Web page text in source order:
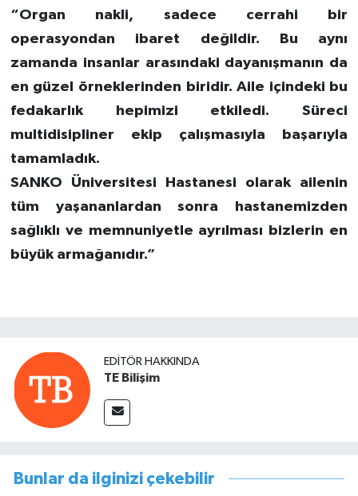
“Organ nakli, sadece cerrahi bir
operasyondan ibaret değildir. Bu aynı
zamanda insanlar arasındaki dayanışmanın da
en güzel örneklerinden biridir. Aile içindeki bu
fedakarlık hepimizi etkiledi. Süreci
multidisipliner ekip çalışmasıyla başarıyla
tamamladık.
SANKO Üniversitesi Hastanesi olarak ailenin
tüm yaşananlardan sonra hastanemizden
sağlıklı ve memnuniyetle ayrılması bizlerin en
büyük armağanıdır.”
EDITÖR HAKKINDA
TE Bilişim
Bunlar da ilginizi çekebilir